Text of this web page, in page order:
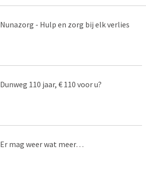
Nunazorg - Hulp en zorg bij elk verlies
Dunweg 110 jaar, € 110 voor u?
Er mag weer wat meer…